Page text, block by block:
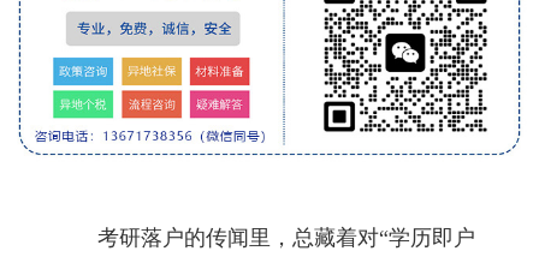
考研落户的传闻里，总藏着对“学历即户